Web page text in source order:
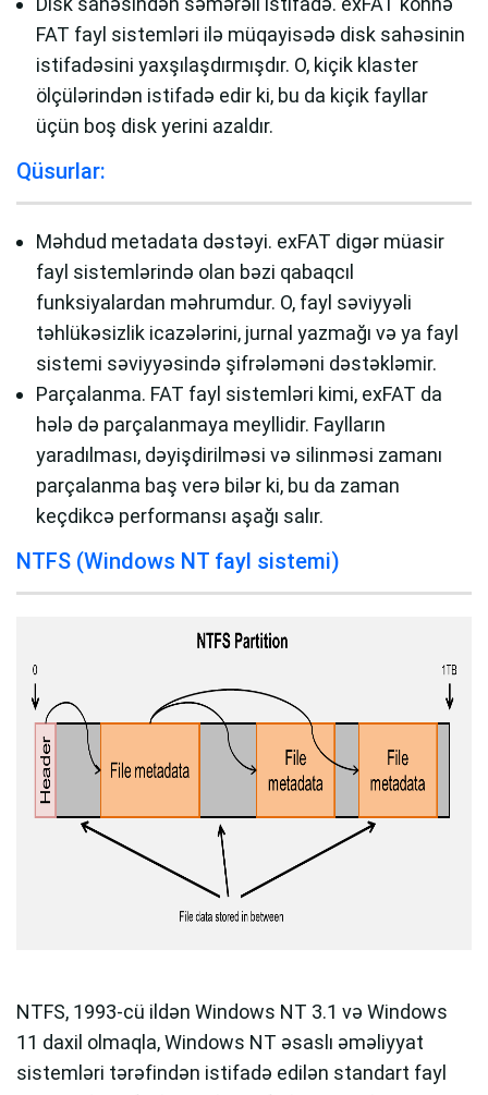
FAT fayl sistemləri ilə müqayisədə disk sahəsinin
istifadəsini yaxşılaşdırmışdır. O, kiçik klaster
ölçülərindən istifadə edir ki, bu da kiçik fayllar
üçün boş disk yerini azaldır.
Qüsurlar:
Məhdud metadata dəstəyi. exFAT digər müasir
fayl sistemlərində olan bəzi qabaqcıl
funksiyalardan məhrumdur. O, fayl səviyyəli
təhlükəsizlik icazələrini, jurnal yazmağı və ya fayl
sistemi səviyyəsində şifrələməni dəstəkləmir.
Parçalanma. FAT fayl sistemləri kimi, exFAT da
hələ də parçalanmaya meyllidir. Faylların
yaradılması, dəyişdirilməsi və silinməsi zamanı
parçalanma baş verə bilər ki, bu da zaman
keçdikcə performansı aşağı salır.
NTFS (Windows NT fayl sistemi)
NTFS, 1993-cü ildən Windows NT 3.1 və Windows
11 daxil olmaqla, Windows NT əsaslı əməliyyat
sistemləri tərəfindən istifadə edilən standart fayl